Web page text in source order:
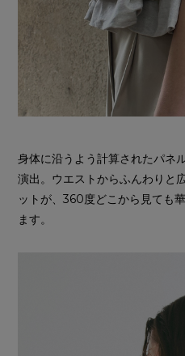
身体に沿うよう計算されたパネ
演出。ウエストからふんわりと
ットが、360度どこから見ても
ます。